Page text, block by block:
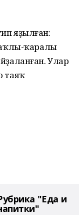
яҙылған:
аҡлы-ҡаралы
Улар
таяҡ
"Еда и